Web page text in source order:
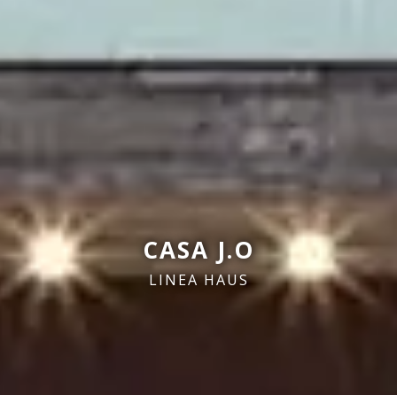
CASA J.O
LINEA HAUS